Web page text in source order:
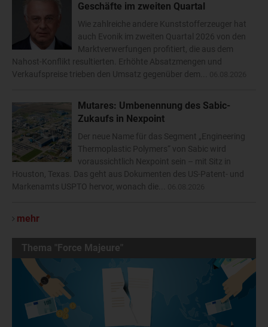
Geschäfte im zweiten Quartal
Wie zahlreiche andere Kunststofferzeuger hat
auch Evonik im zweiten Quartal 2026 von den
Marktverwerfungen profitiert, die aus dem
Nahost-Konflikt resultierten. Erhöhte Absatzmengen und
Verkaufspreise trieben den Umsatz gegenüber dem...
Mutares: Umbenennung des Sabic-
Zukaufs in Nexpoint
Der neue Name für das Segment „Engineering
Thermoplastic Polymers“ von Sabic wird
voraussichtlich Nexpoint sein – mit Sitz in
Houston, Texas. Das geht aus Dokumenten des US-Patent- und
Markenamts USPTO hervor, wonach die...
mehr
Thema "Force Majeure"